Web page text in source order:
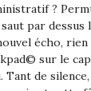
?
par dessus
écho,
sur le
de